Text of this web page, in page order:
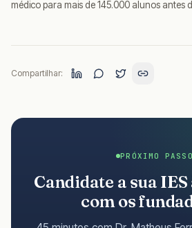
médico para mais de 145.000 alunos antes
Compartilhar:
PRÓXIMO PASSO
Candidate a sua
com os